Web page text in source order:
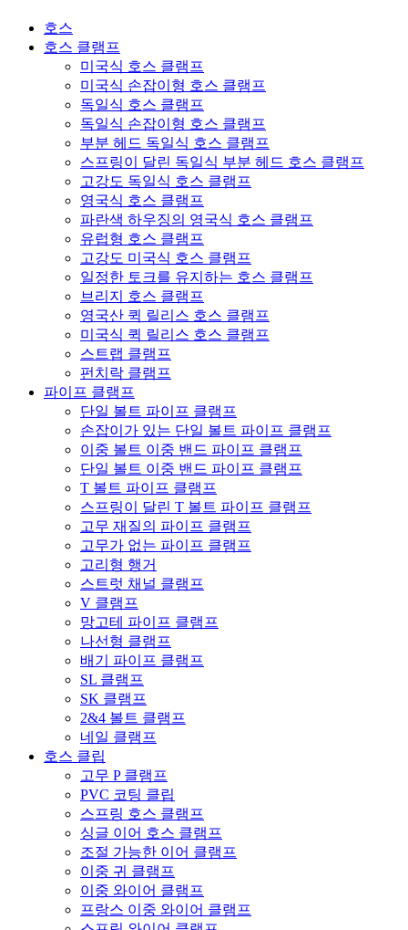
호스
호스 클램프
미국식 호스 클램프
미국식 손잡이형 호스 클램프
독일식 호스 클램프
독일식 손잡이형 호스 클램프
부분 헤드 독일식 호스 클램프
스프링이 달린 독일식 부분 헤드 호스 클램프
고강도 독일식 호스 클램프
영국식 호스 클램프
파란색 하우징의 영국식 호스 클램프
유럽형 호스 클램프
고강도 미국식 호스 클램프
일정한 토크를 유지하는 호스 클램프
브리지 호스 클램프
영국산 퀵 릴리스 호스 클램프
미국식 퀵 릴리스 호스 클램프
스트랩 클램프
펀치락 클램프
파이프 클램프
단일 볼트 파이프 클램프
손잡이가 있는 단일 볼트 파이프 클램프
이중 볼트 이중 밴드 파이프 클램프
단일 볼트 이중 밴드 파이프 클램프
T 볼트 파이프 클램프
스프링이 달린 T 볼트 파이프 클램프
고무 재질의 파이프 클램프
고무가 없는 파이프 클램프
고리형 행거
스트럿 채널 클램프
V 클램프
망고테 파이프 클램프
나선형 클램프
배기 파이프 클램프
SL 클램프
SK 클램프
2&4 볼트 클램프
네일 클램프
호스 클립
고무 P 클램프
PVC 코팅 클립
스프링 호스 클램프
싱글 이어 호스 클램프
조절 가능한 이어 클램프
이중 귀 클램프
이중 와이어 클램프
프랑스 이중 와이어 클램프